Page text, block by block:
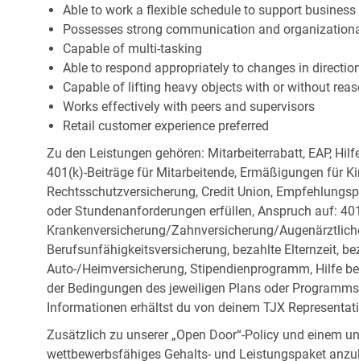
Able to work a flexible schedule to support business
Possesses strong communication and
Capable of multi-tasking
Able to respond appropriately to changes in
Capable of lifting heavy objects with or without
Works effectively with peers and supervisors
Retail customer experience preferred
Zu den Leistungen gehören: Mitarbeiterrabatt, EAP,
401(k)-Beiträge für Mitarbeitende, Ermäßigungen für
Rechtsschutzversicherung, Credit Union,
oder Stundenanforderungen erfüllen, Anspruch auf:
Krankenversicherung/Zahnversicherung/
Berufsunfähigkeitsversicherung, bezahlte Elternzeit,
Auto-/Heimversicherung, Stipendienprogramm, Hilfe
der Bedingungen des jeweiligen Plans oder
Informationen erhältst du von deinem TJX
Zusätzlich zu unserer „Open Door“-Policy und einem
wettbewerbsfähiges Gehalts- und Leistungspaket